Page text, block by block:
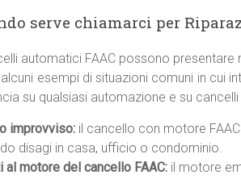
serve chiamarci per
automatici FAAC possono
esempi di situazioni comuni in cui
su qualsiasi automazione e su cancelli
improvviso: il cancello con motore
disagi in casa, ufficio o condominio.
al motore del cancello FAAC: il motore